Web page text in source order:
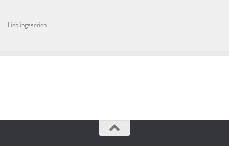
Lieblingsserien